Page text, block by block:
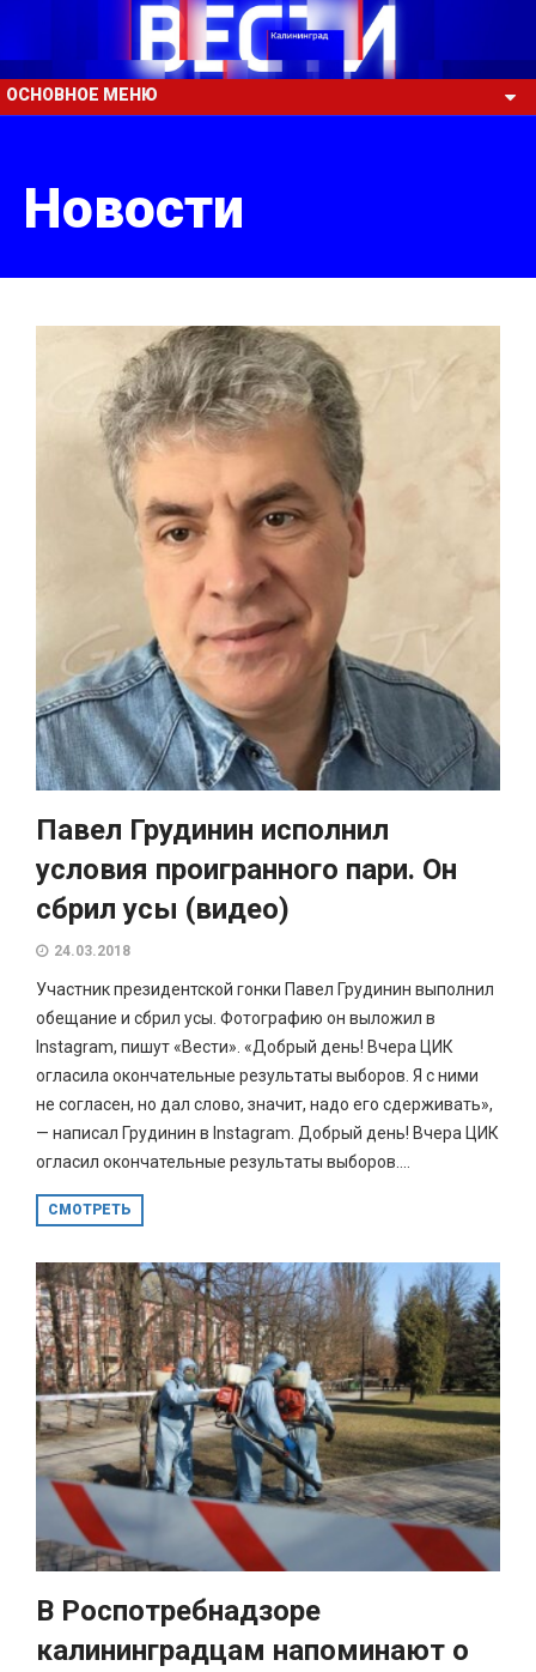
ОСНОВНОЕ МЕНЮ
Новости
Павел Грудинин исполнил
условия проигранного пари. Он
сбрил усы (видео)
24.03.2018
Участник президентской гонки Павел Грудинин выполнил
обещание и сбрил усы. Фотографию он выложил в
Instagram, пишут «Вести». «Добрый день! Вчера ЦИК
огласила окончательные результаты выборов. Я с ними
не согласен, но дал слово, значит, надо его сдерживать»,
— написал Грудинин в Instagram. Добрый день! Вчера ЦИК
огласил окончательные результаты выборов....
СМОТРЕТЬ
В Роспотребнадзоре
калининградцам напоминают о